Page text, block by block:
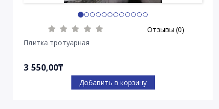
Отзывы (0)
Плитка тротуарная
3 550,00₸
Добавить в корзину